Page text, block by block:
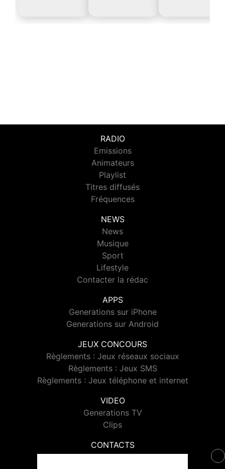
RADIO
Emissions
Animateurs
Playlist
Titres diffusés
Fréquences
NEWS
News
Musique
Sport
Lifestyle
Contacter la rédac
APPS
Generations sur iPhone
Generations sur Android
JEUX CONCOURS
Règlements : Jeux réseaux sociaux
Règlements : Jeux SMS
Règlements : Jeux téléphone et internet
VIDEO
Generations TV
Clips
CONTACTS
Contacter Generations